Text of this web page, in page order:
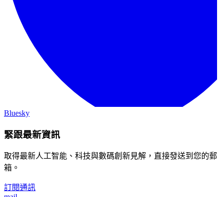
Bluesky
緊跟最新資訊
取得最新人工智能、科技與數碼創新見解，直接發送到您的郵
箱。
訂閱通訊